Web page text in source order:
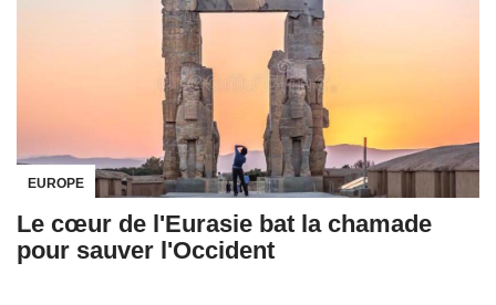
EUROPE
Le cœur de l'Eurasie bat la chamade
pour sauver l'Occident